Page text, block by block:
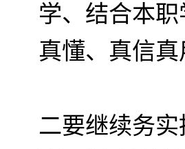
学、结合本
真懂、真信真
二要继续务